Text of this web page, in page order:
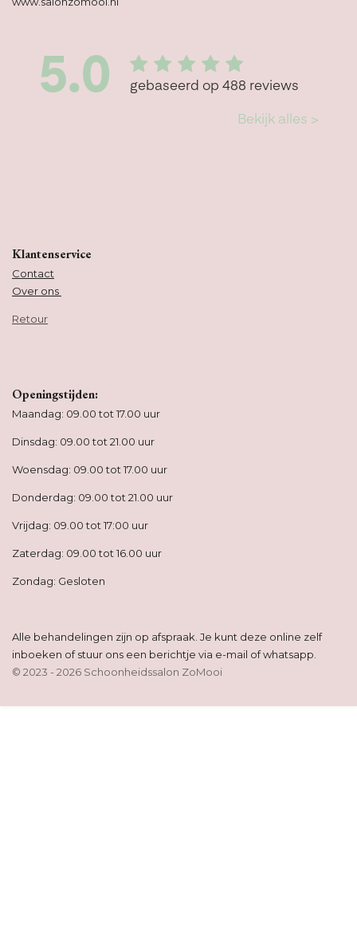
Klantenservice
Contact
Over ons
Retour
Openingstijden:
Maandag: 09.00 tot 17.00 uur
Dinsdag: 09.00 tot 21.00 uur
Woensdag: 09.00 tot 17.00 uur
Donderdag: 09.00 tot 21.00 uur
Vrijdag: 09.00 tot 17:00 uur
Zaterdag: 09.00 tot 16.00 uur
Zondag: Gesloten
Alle behandelingen zijn op afspraak. Je kunt deze online zelf
inboeken of stuur ons een berichtje via e-mail of whatsapp.
© 2023 - 2026 Schoonheidssalon ZoMooi